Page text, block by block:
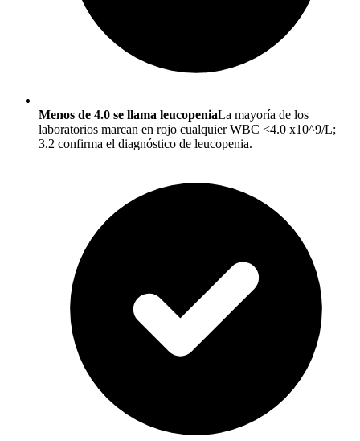
Menos de 4.0 se llama leucopeniaLa mayoría de los
laboratorios marcan en rojo cualquier WBC <4.0 x10^9/L;
3.2 confirma el diagnóstico de leucopenia.